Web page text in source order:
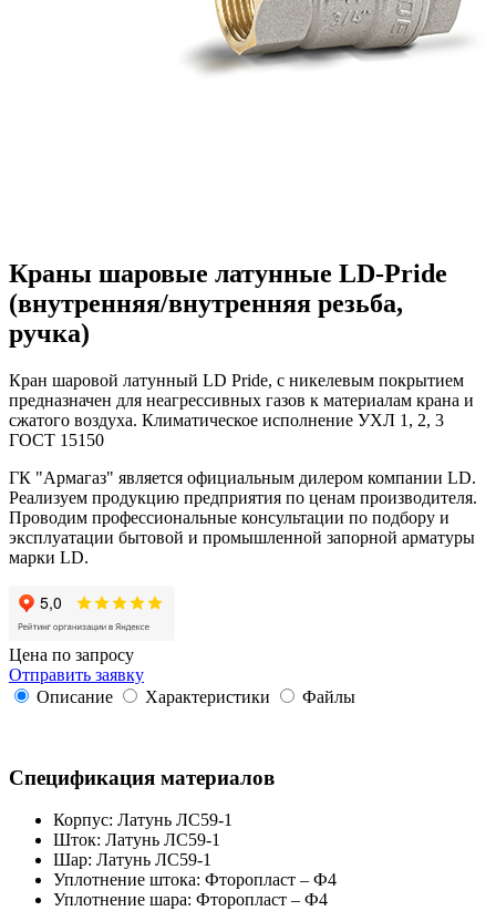
Краны шаровые латунные LD-Pride
(внутренняя/внутренняя резьба,
ручка)
Кран шаровой латунный LD Pride, с никелевым покрытием
предназначен для неагрессивных газов к материалам крана и
сжатого воздуха. Климатическое исполнение УХЛ 1, 2, 3
ГОСТ 15150
ГК "Армагаз" является официальным дилером компании LD.
Реализуем продукцию предприятия по ценам производителя.
Проводим профессиональные консультации по подбору и
эксплуатации бытовой и промышленной запорной арматуры
марки LD.
Цена по запросу
Отправить заявку
Описание
Характеристики Файлы
Спецификация материалов
Корпус: Латунь ЛС59-1
Шток: Латунь ЛС59-1
Шар: Латунь ЛС59-1
Уплотнение штока: Фторопласт – Ф4
Уплотнение шара: Фторопласт – Ф4